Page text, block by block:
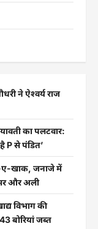
ने ऐश्वर्य राज
का पलटवार:
P से पंडित’
ए-खाक, जनाजे में
और अली
विभाग की
बोरियां जब्त